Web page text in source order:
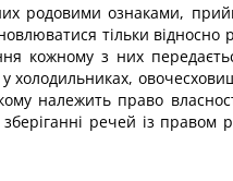
родовими ознаками,
тільки відносно
кожному з них
холодильниках,
належить право
речей із правом